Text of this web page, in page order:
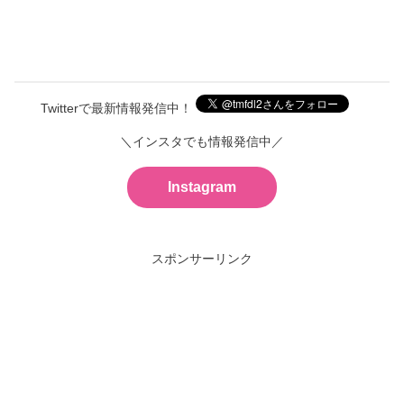
Twitterで最新情報発信中！
＼インスタでも情報発信中／
Instagram
スポンサーリンク